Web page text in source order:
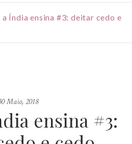
a Índia ensina #3: deitar cedo e
Maio, 2018
ensina #3: